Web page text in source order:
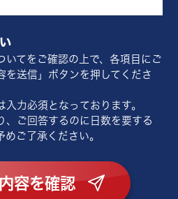
バシーを尊重しています。
とには一切関与しておりま
社をはじめとする第三者から
サイトを訪問したユーザー
別子などを取得、利用して
者のプライバシーポリシーに
。
てをご確認の上で、各項目にご
を送信」ボタンを押してくださ
力必須となっております。
ご回答するのに日数を要する
ご了承ください。